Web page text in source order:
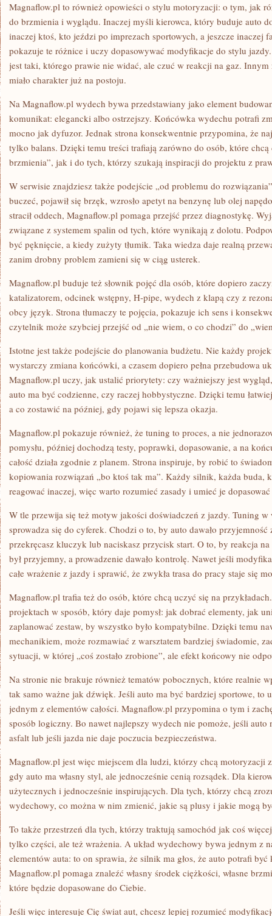
Magnaflow.pl to również opowieści o stylu motoryzacji: o tym, jak
do brzmienia i wyglądu. Inaczej myśli kierowca, który buduje auto
inaczej ktoś, kto jeździ po imprezach sportowych, a jeszcze inaczej
pokazuje te różnice i uczy dopasowywać modyfikacje do stylu
jest taki, którego prawie nie widać, ale czuć w reakcji na gaz.
miało charakter już na postoju.
Na Magnaflow.pl wydech bywa przedstawiany jako element
komunikat: elegancki albo ostrzejszy. Końcówka wydechu potrafi
mocno jak dyfuzor. Jednak strona konsekwentnie przypomina, że
tylko balans. Dzięki temu treści trafiają zarówno do osób, które chcą
brzmienia”, jak i do tych, którzy szukają inspiracji do projektu z
W serwisie znajdziesz także podejście „od problemu do
buczeć, pojawił się brzęk, wzrosło apetyt na benzynę lub olej
stracił oddech, Magnaflow.pl pomaga przejść przez diagnostykę.
związane z systemem spalin od tych, które wynikają z dolotu.
być pęknięcie, a kiedy zużyty tłumik. Taka wiedza daje realną
zanim drobny problem zamieni się w ciąg usterek.
Magnaflow.pl buduje też słownik pojęć dla osób, które dopiero
katalizatorem, odcinek wstępny, H-pipe, wydech z klapą czy z
obcy język. Strona tłumaczy te pojęcia, pokazuje ich sens i
czytelnik może szybciej przejść od „nie wiem, o co chodzi” do
Istotne jest także podejście do planowania budżetu. Nie każdy
wystarczy zmiana końcówki, a czasem dopiero pełna przebudowa
Magnaflow.pl uczy, jak ustalić priorytety: czy ważniejszy jest
auto ma być codzienne, czy raczej hobbystyczne. Dzięki temu
a co zostawić na później, gdy pojawi się lepsza okazja.
Magnaflow.pl pokazuje również, że tuning to proces, a nie
pomysłu, później dochodzą testy, poprawki, dopasowanie, a na
całość działa zgodnie z planem. Strona inspiruje, by robić to
kopiowania rozwiązań „bo ktoś tak ma”. Każdy silnik, każda buda,
reagować inaczej, więc warto rozumieć zasady i umieć je dopasować
W tle przewija się też motyw jakości doświadczeń z jazdy. Tuning
sprowadza się do cyferek. Chodzi o to, by auto dawało
przekręcasz kluczyk lub naciskasz przycisk start. O to, by reakcja
był przyjemny, a prowadzenie dawało kontrolę. Nawet jeśli
całe wrażenie z jazdy i sprawić, że zwykła trasa do pracy staje się
Magnaflow.pl trafia też do osób, które chcą uczyć się na
projektach w sposób, który daje pomysł: jak dobrać elementy, jak
zaplanować zestaw, by wszystko było kompatybilne. Dzięki temu
mechanikiem, może rozmawiać z warsztatem bardziej świadomie,
sytuacji, w której „coś zostało zrobione”, ale efekt końcowy nie
Na stronie nie brakuje również tematów pobocznych, które realnie
tak samo ważne jak dźwięk. Jeśli auto ma być bardziej sportowe, to
jednym z elementów całości. Magnaflow.pl przypomina o tym i
sposób logiczny. Bo nawet najlepszy wydech nie pomoże, jeśli auto
asfalt lub jeśli jazda nie daje poczucia bezpieczeństwa.
Magnaflow.pl jest więc miejscem dla ludzi, którzy chcą motoryzacji
gdy auto ma własny styl, ale jednocześnie cenią rozsądek. Dla
użytecznych i jednocześnie inspirujących. Dla tych, którzy chcą
wydechowy, co można w nim zmienić, jakie są plusy i jakie mogą
To także przestrzeń dla tych, którzy traktują samochód jak coś
tylko części, ale też wrażenia. A układ wydechowy bywa jednym z
elementów auta: to on sprawia, że silnik ma głos, że auto potrafi
Magnaflow.pl pomaga znaleźć własny środek ciężkości, własne
które będzie dopasowane do Ciebie.
Jeśli więc interesuje Cię świat aut, chcesz lepiej rozumieć